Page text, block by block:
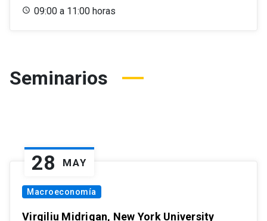
09:00 a 11:00 horas
Seminarios
28 MAY
Macroeconomía
Virgiliu Midrigan, New York University